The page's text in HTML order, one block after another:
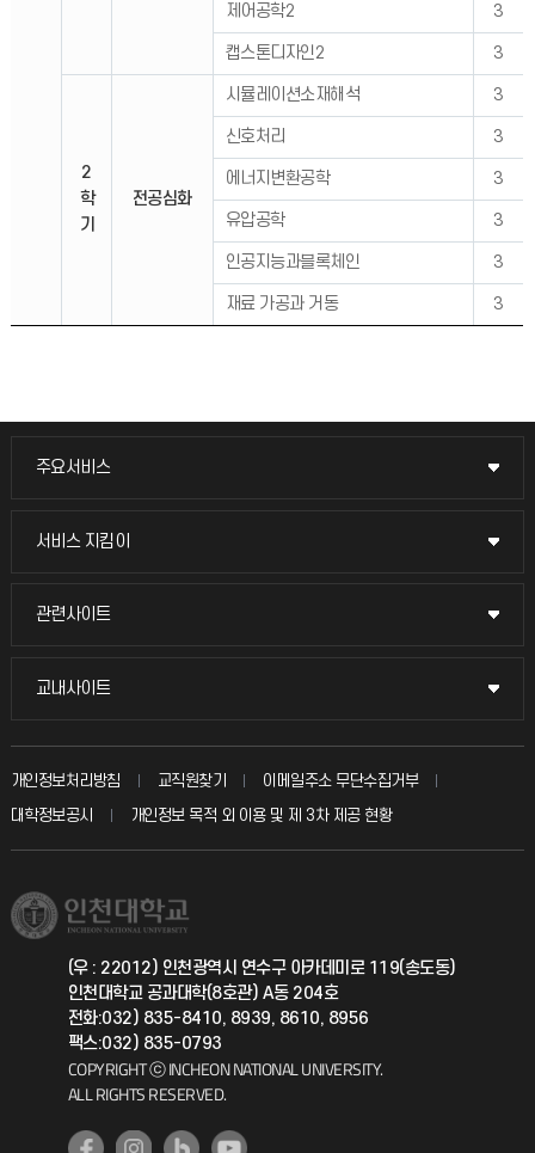
제어공학2 3
캡스톤디자인2 3
2
학
기
전공심화
시뮬레이션소재해석 3
신호처리 3
에너지변환공학 3
유압공학 3
인공지능과블록체인 3
재료 가공과 거동 3
주요서비스
주요서비스
교무회의방송
입학안내
취업정보(학생)
서비스 지킴이
서비스 지킴이
묻고 답하기
칭찬마당
학생서비스 지킴이
관련사이트
관련사이트
국방헬프콜
총동문회
교내사이트
교내사이트
교수회
교육혁신본부
국제지원과
공자아카데미
기초교육원
개인정보처리방침 교직원찾기
이메일주소 무단수집거부
대학정보공시
개인정보 목적 외 이용 및 제 3차 제공 현황
(우 : 22012) 인천광역시 연수구 아카데미로 119(송도동)
인천대학교 공과대학(8호관) A동 204호
전화:032) 835-8410, 8939, 8610, 8956
팩스:032) 835-0793
COPYRIGHT ⓒ INCHEON NATIONAL UNIVERSITY.
ALL RIGHTS RESERVED.